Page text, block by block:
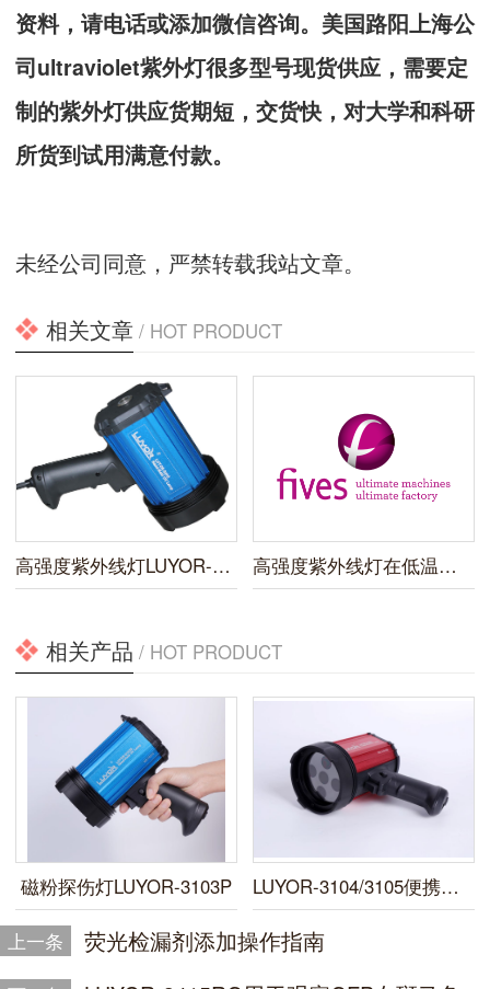
资料，请电话或添加微信咨询。美国路阳上海公
司ultraviolet紫外灯很多型号现货供应，需要定
制的紫外灯供应货期短，交货快，对大学和科研
所货到试用满意付款。
未经公司同意，严禁转载我站文章。
相关文章 / HOT PRODUCT
高强度紫外线灯LUYOR-3410上市 高强度紫外线灯在低温设备企业的应用
相关产品 / HOT PRODUCT
磁粉探伤灯LUYOR-3103P LUYOR-3104/3105便携式LED紫外线探伤灯
上一条 荧光检漏剂添加操作指南